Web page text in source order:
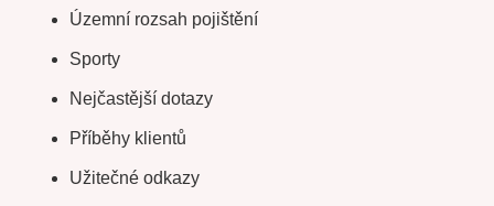
Územní rozsah pojištění
Sporty
Nejčastější dotazy
Příběhy klientů
Užitečné odkazy